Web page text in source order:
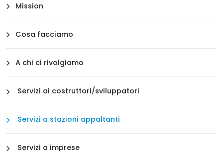
Mission
Cosa facciamo
A chi ci rivolgiamo
Servizi ai costruttori/sviluppatori
Servizi a stazioni appaltanti
Servizi a imprese